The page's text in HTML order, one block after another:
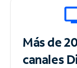
Más de
canales